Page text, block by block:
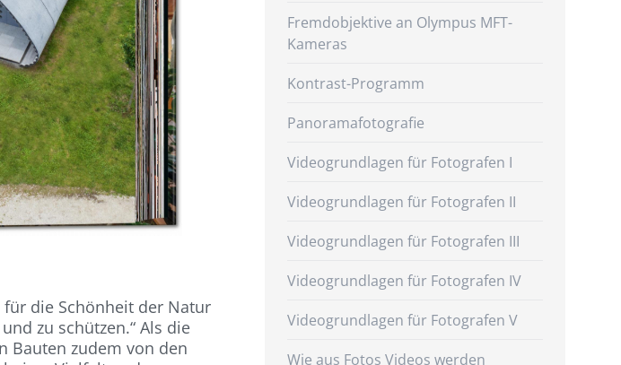
die Schönheit der Natur
zu schützen.“ Als die
Bauten zudem von den
Fremdobjektive an Olympus MFT-
Kameras
Kontrast-Programm
Panoramafotografie
Videogrundlagen für Fotografen I
Videogrundlagen für Fotografen II
Videogrundlagen für Fotografen III
Videogrundlagen für Fotografen IV
Videogrundlagen für Fotografen V
Wie aus Fotos Videos werden